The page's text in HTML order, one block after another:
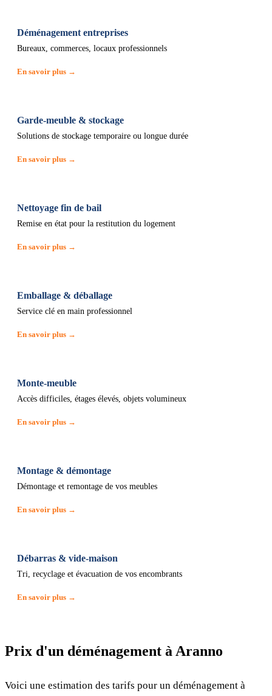
Déménagement entreprises
Bureaux, commerces, locaux professionnels
En savoir plus →
Garde-meuble & stockage
Solutions de stockage temporaire ou longue durée
En savoir plus →
Nettoyage fin de bail
Remise en état pour la restitution du logement
En savoir plus →
Emballage & déballage
Service clé en main professionnel
En savoir plus →
Monte-meuble
Accès difficiles, étages élevés, objets volumineux
En savoir plus →
Montage & démontage
Démontage et remontage de vos meubles
En savoir plus →
Débarras & vide-maison
Tri, recyclage et évacuation de vos encombrants
En savoir plus →
Prix d'un déménagement à Aranno
Voici une estimation des tarifs pour un déménagement à